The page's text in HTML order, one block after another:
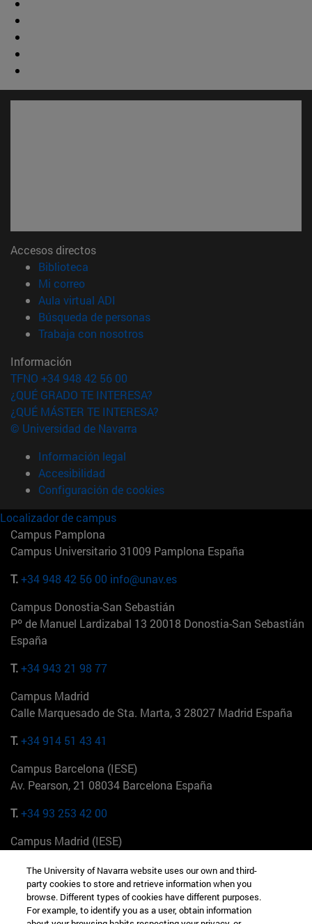
Accesos directos
Biblioteca
Mi correo(abre en nueva ventana)
Aula virtual ADI
Búsqueda de personas(abre en nueva ventana)
Trabaja con nosotros(abre en nueva ventana)
Información
TFNO +34 948 42 56 00
¿QUÉ GRADO TE INTERESA?
¿QUÉ MÁSTER TE INTERESA?
© Universidad de Navarra
Información legal
Accesibilidad
Configuración de cookies
Localizador de campus
Campus Pamplona
Campus Universitario 31009 Pamplona España
T.+34 948 42 56 00 info@unav.es
Campus Donostia-San Sebastián
Pº de Manuel Lardizabal 13 20018 Donostia-San Sebastián
España
T.+34 943 21 98 77
Campus Madrid
Calle Marquesado de Sta. Marta, 3 28027 Madrid España
T.+34 914 51 43 41
Campus Barcelona (IESE)
Av. Pearson, 21 08034 Barcelona España
T.+34 93 253 42 00
Campus Madrid (IESE)
+34 912 11 30 00
Campus Nueva York (IESE)
The University of Navarra website uses our own and third-
party cookies to store and retrieve information when you
browse. Different types of cookies have different purposes.
For example, to identify you as a user, obtain information